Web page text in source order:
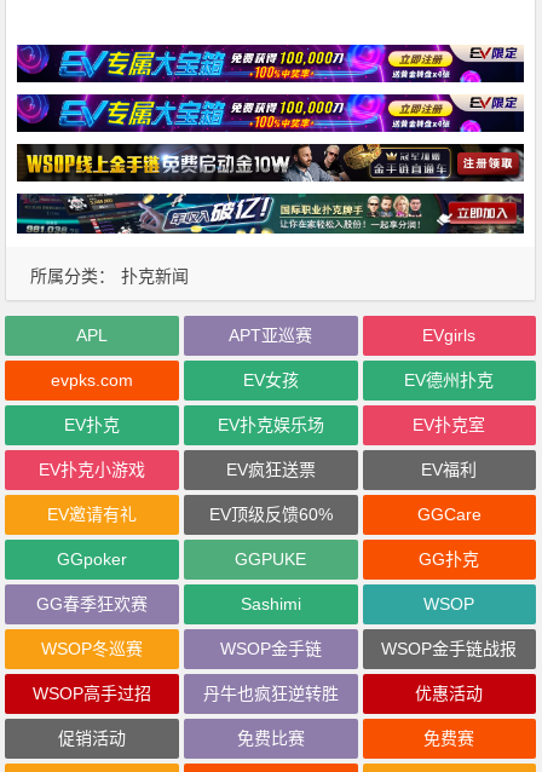
所属分类： 扑克新闻
APL APT亚巡赛 EVgirls
evpks.com EV女孩 EV德州扑克
EV扑克 EV扑克娱乐场 EV扑克室
EV扑克小游戏 EV疯狂送票 EV福利
EV邀请有礼 EV顶级反馈60% GGCare
GGpoker GGPUKE GG扑克
GG春季狂欢赛 Sashimi WSOP
WSOP冬巡赛 WSOP金手链 WSOP金手链战报
WSOP高手过招 丹牛也疯狂逆转胜 优惠活动
促销活动 免费比赛 免费赛